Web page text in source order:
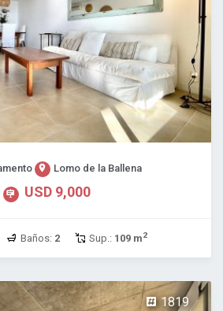
Lomo de la Ballena
USD 9,000
Baños: 2 Sup.: 109 m2
1819